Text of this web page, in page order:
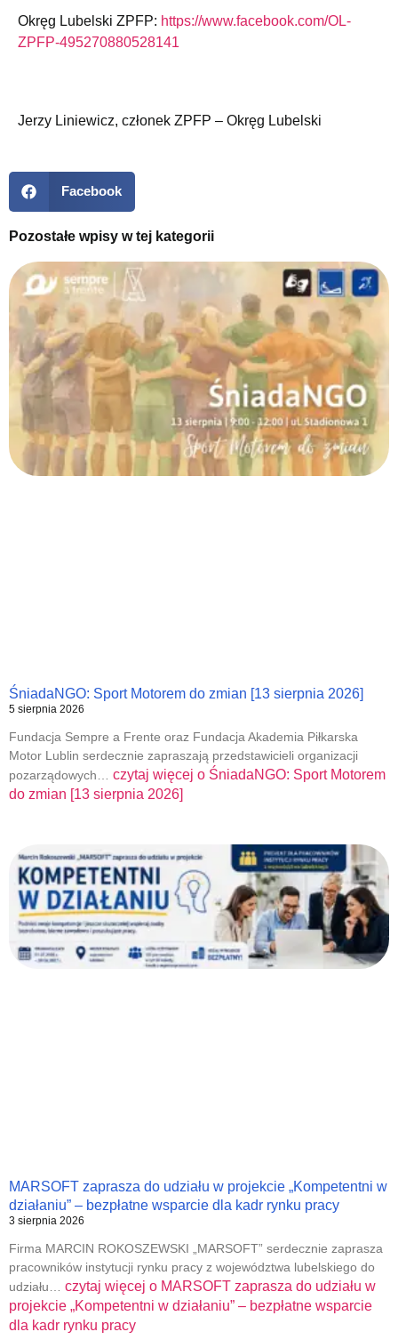
Okręg Lubelski ZPFP: https://www.facebook.com/OL-
ZPFP-495270880528141
Jerzy Liniewicz, członek ZPFP – Okręg Lubelski
Facebook
Pozostałe wpisy w tej kategorii
ŚniadaNGO: Sport Motorem do zmian [13 sierpnia 2026]
5 sierpnia 2026
Fundacja Sempre a Frente oraz Fundacja Akademia Piłkarska
Motor Lublin serdecznie zapraszają przedstawicieli organizacji
pozarządowych… czytaj więcej o ŚniadaNGO: Sport Motorem
do zmian [13 sierpnia 2026]
MARSOFT zaprasza do udziału w projekcie „Kompetentni w
działaniu” – bezpłatne wsparcie dla kadr rynku pracy
3 sierpnia 2026
Firma MARCIN ROKOSZEWSKI „MARSOFT” serdecznie zaprasza
pracowników instytucji rynku pracy z województwa lubelskiego do
udziału… czytaj więcej o MARSOFT zaprasza do udziału w
projekcie „Kompetentni w działaniu” – bezpłatne wsparcie
dla kadr rynku pracy